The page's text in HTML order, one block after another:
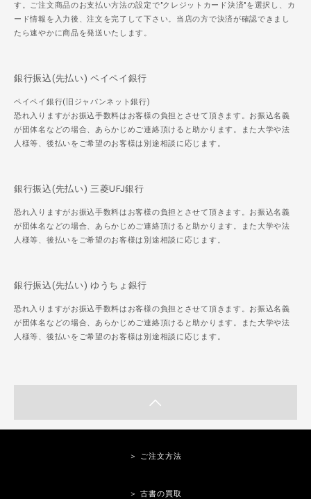
す。ご注文商品のお支払い方法の設定で"クレジットカード決済"を選択し、カ
ード情報を入力後、注文を完了して下さい。当店の方で決済が確認できまし
たら速やかに商品を発送いたします。
銀行振込(先払い) ペイペイ銀行
ペイペイ銀行(旧ジャパンネット銀行)
恐れ入りますがお振込手数料はお客様の負担とさせて頂きます。お振込名義
が団体名などの場合、あらかじめご連絡頂けると助かります。また大学や法
人様等、後払いをご希望のお客様は別途相談に応じます。
銀行振込(先払い) 三菱UFJ銀行
恐れ入りますがお振込手数料はお客様の負担とさせて頂きます。お振込名義
が団体名などの場合、あらかじめご連絡頂けると助かります。また大学や法
人様等、後払いをご希望のお客様は別途相談に応じます。
銀行振込(先払い) ゆうちょ銀行
恐れ入りますがお振込手数料はお客様の負担とさせて頂きます。お振込名義
が団体名などの場合、あらかじめご連絡頂けると助かります。また大学や法
人様等、後払いをご希望のお客様は別途相談に応じます。
＞ ご注文方法
＞ 古書の買取